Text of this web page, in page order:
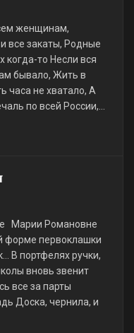
женщинам,
все закаты, Родные
то Несли вся
бывало, Жить в
часа не хватало, А
по всей России,...
Марии Романовне
форме первоклашки
В портфелях ручки,
вновь звенит
все за парты
Доска, чернила, и